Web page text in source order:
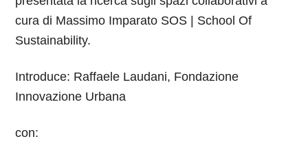
cura di Massimo Imparato SOS | School Of
Sustainability.
Introduce: Raffaele Laudani, Fondazione
Innovazione Urbana
con: